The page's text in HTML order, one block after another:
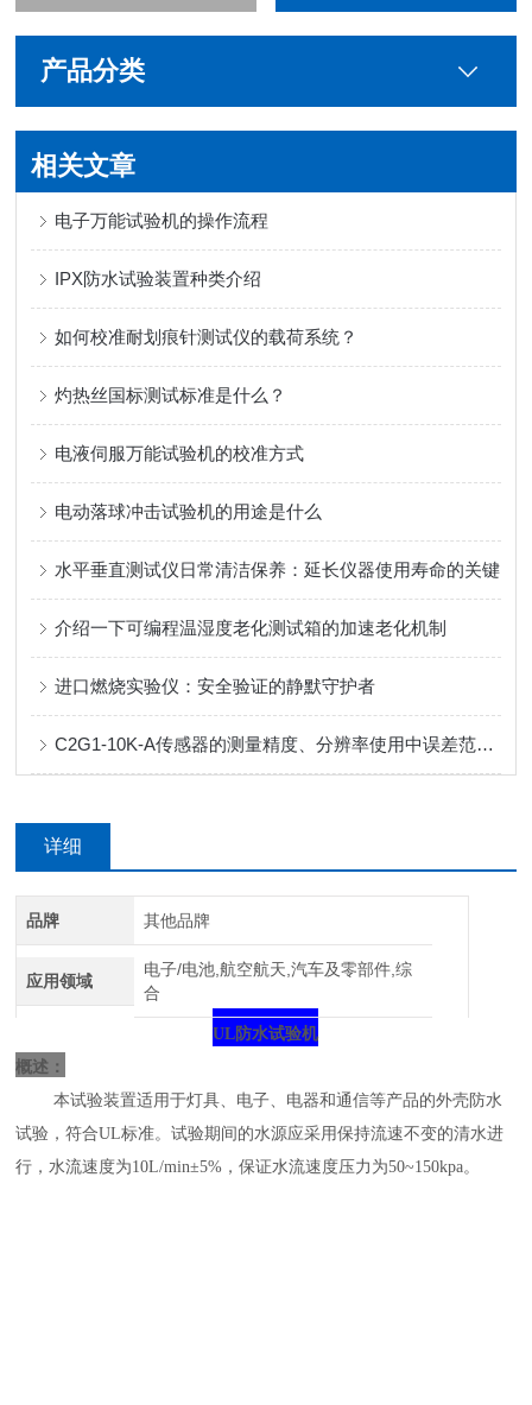
产品分类
相关文章
电子万能试验机的操作流程
IPX防水试验装置种类介绍
如何校准耐划痕针测试仪的载荷系统？
灼热丝国标测试标准是什么？
电液伺服万能试验机的校准方式
电动落球冲击试验机的用途是什么
水平垂直测试仪日常清洁保养：延长仪器使用寿命的关键
介绍一下可编程温湿度老化测试箱的加速老化机制
进口燃烧实验仪：安全验证的静默守护者
C2G1-10K-A传感器的测量精度、分辨率使用中误差范围如何？
详细
介绍
品牌 其他品牌
应用领域
电子/电池,航空航天,汽车及零部件,综
合
UL防水试验机
概述：
本试验装置适用于灯具、电子、电器和通信等产品的外壳防水
试验，符合UL标准。试验期间的水源应采用保持流速不变的清水进
行，水流速度为10L/min±5%，保证水流速度压力为50~150kpa。